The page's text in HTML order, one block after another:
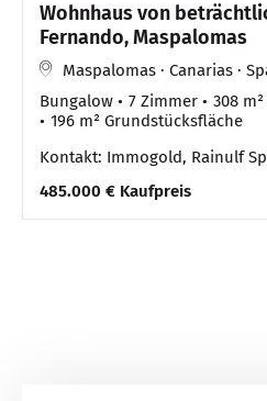
Wohnhaus von
Fernando, Maspalomas
Maspalomas · Canarias ·
Bungalow
7 Zimmer
308
196 m² Grundstücksfläche
Kontakt: Immogold, Rainulf
485.000 € Kaufpreis